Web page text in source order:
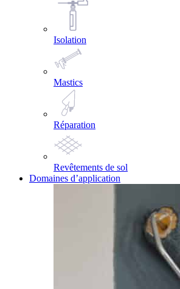
Isolation
Mastics
Réparation
Revêtements de sol
Domaines d’application